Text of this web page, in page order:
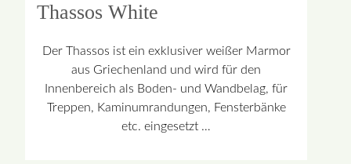
Thassos White
Der Thassos ist ein exklusiver weißer Marmor
aus Griechenland und wird für den
Innenbereich als Boden- und Wandbelag, für
Treppen, Kaminumrandungen, Fensterbänke
etc. eingesetzt …